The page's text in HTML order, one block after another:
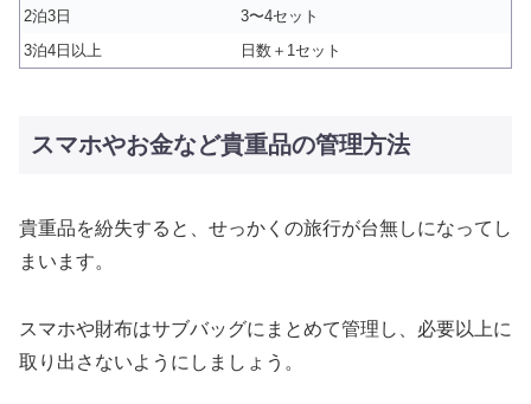
2泊3日
3〜4セット
3泊4日以上
日数＋1セット
スマホやお金など貴重品の管理方法
貴重品を紛失すると、せっかくの旅行が台無しになってし
まいます。
スマホや財布はサブバッグにまとめて管理し、必要以上に
取り出さないようにしましょう。